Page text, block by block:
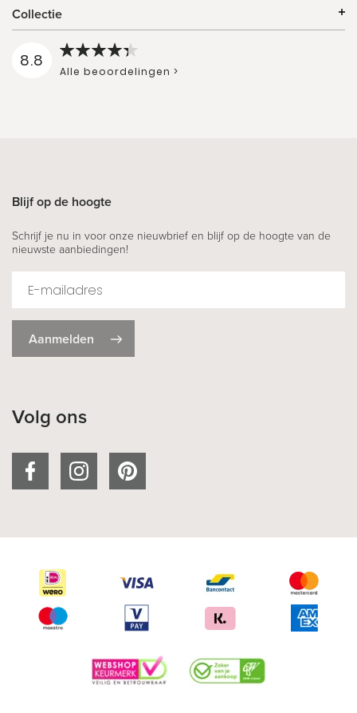
Collectie
8.8
Alle beoordelingen >
Blijf op de hoogte
Schrijf je nu in voor onze nieuwbrief en blijf op de hoogte van de
nieuwste aanbiedingen!
Aanmelden
Volg ons